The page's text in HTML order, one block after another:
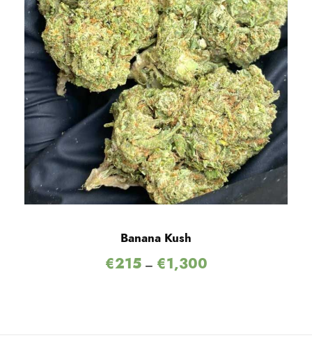
Banana Kush
€215– €1,300